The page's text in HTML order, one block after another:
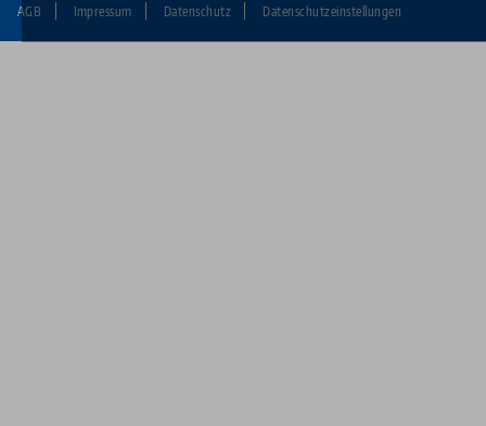
Fußzeile:
AGB Impressum Datenschutz Datenschutzeinstellungen